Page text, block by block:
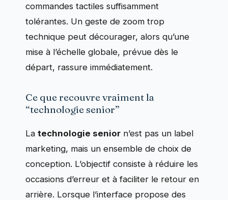
commandes tactiles suffisamment
tolérantes. Un geste de zoom trop
technique peut décourager, alors qu’une
mise à l’échelle globale, prévue dès le
départ, rassure immédiatement.
Ce que recouvre vraiment la
“technologie senior”
La technologie senior n’est pas un label
marketing, mais un ensemble de choix de
conception. L’objectif consiste à réduire les
occasions d’erreur et à faciliter le retour en
arrière. Lorsque l’interface propose des